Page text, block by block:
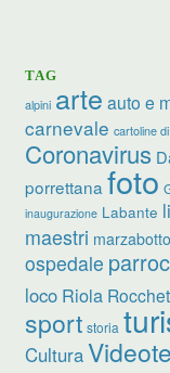
TAG
alpini arte auto e
carnevale cartoline
Coronavirus
porrettanafoto
inaugurazione Labante
maestri marzabotto
ospedale
loco Riola
sport storia
Cultura